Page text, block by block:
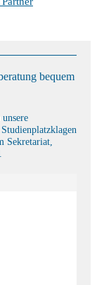
bequem
Sekretariat,